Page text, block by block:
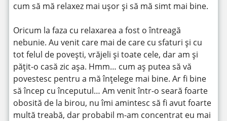
cum să mă relaxez mai ușor și să mă simt mai bine.
Oricum la faza cu relaxarea a fost o întreagă
nebunie. Au venit care mai de care cu sfaturi și cu
tot felul de povești, vrăjeli și toate cele, dar am și
pățit-o casă zic așa. Hmm… cum aș putea să vă
povestesc pentru a mă înțelege mai bine. Ar fi bine
să încep cu începutul… Am venit într-o seară foarte
obosită de la birou, nu îmi amintesc să fi avut foarte
multă treabă, dar probabil m-am concentrat eu mai